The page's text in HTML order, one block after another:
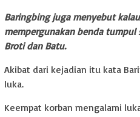
Baringbing juga menyebut
mempergunakan benda tumpul
Broti dan Batu.
Akibat dari kejadian itu kata
luka.
Keempat korban mengalami